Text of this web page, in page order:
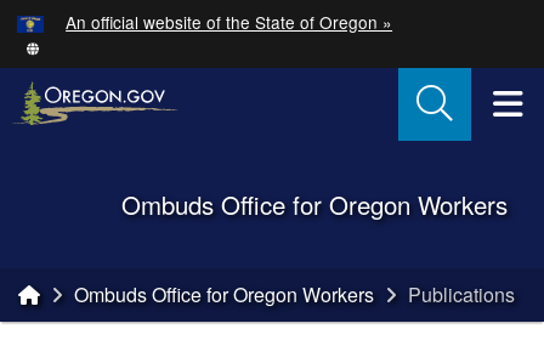
Skip to main content
An official website of the State of Oregon »
Back to HomeOmbuds Office for Oregon Workers
You are here:Ombuds Office for Oregon Workers Publications
Hidden Submit